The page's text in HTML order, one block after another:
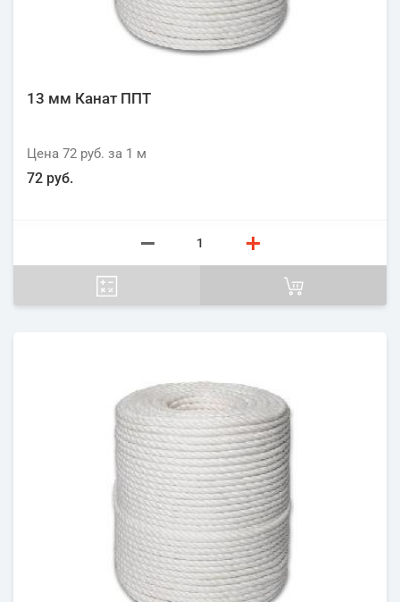
13 мм Канат ППТ
Цена 72 руб. за 1 м
72 руб.